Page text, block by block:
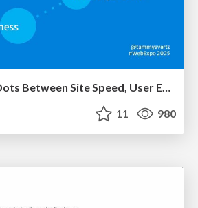
Connecting the Dots Between Site Speed, User Experience & Your Business [WebExpo 2025]
11 980